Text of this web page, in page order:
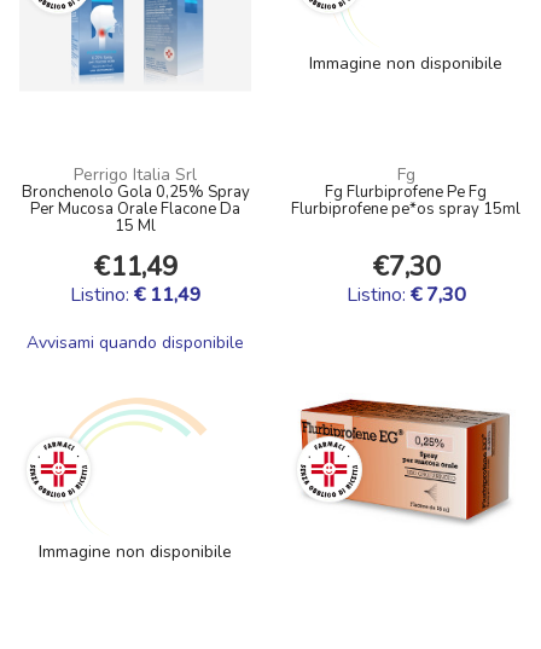
Perrigo Italia Srl
Bronchenolo Gola 0,25% Spray
Per Mucosa Orale Flacone Da
15 Ml
€11,49
Listino: € 11,49
Avvisami quando disponibile
Immagine non disponibile
Fg
Fg Flurbiprofene Pe Fg
Flurbiprofene pe*os spray 15ml
€7,30
Listino: € 7,30
Immagine non disponibile